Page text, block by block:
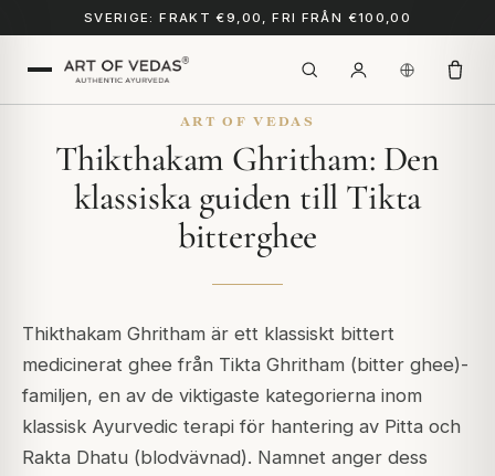
SVERIGE: FRAKT €9,00, FRI FRÅN €100,00
ART OF VEDAS
Thikthakam Ghritham: Den
klassiska guiden till Tikta
bitterghee
Thikthakam Ghritham är ett klassiskt bittert
medicinerat ghee från Tikta Ghritham (bitter ghee)-
familjen, en av de viktigaste kategorierna inom
klassisk Ayurvedic terapi för hantering av Pitta och
Rakta Dhatu (blodvävnad). Namnet anger dess